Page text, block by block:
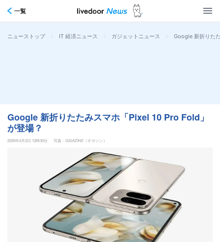
一覧
ニューストップ > IT 経済ニュース > ガジェットニュース > Google 新折りた
Google 新折りたたみスマホ「Pixel 10 Pro Fold」
が登場？
2025年4月2日 12時30分 写真：GIGAZINE（ギガジン）